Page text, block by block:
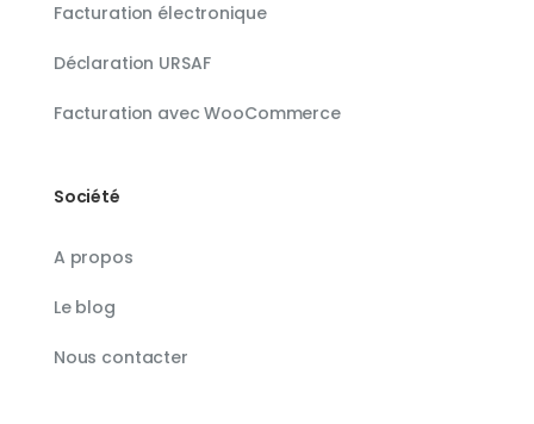
Facturation électronique
Déclaration URSAF
Facturation avec WooCommerce
Société
A propos
Le blog
Nous contacter